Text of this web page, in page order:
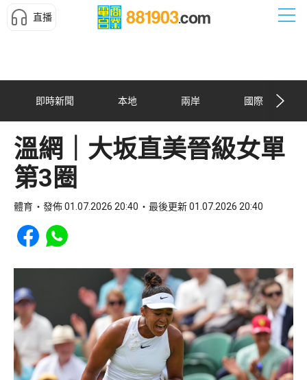
直播
即時新聞 本地 兩岸 國際
溫網｜大坂直美晉級女單
第3圈
體育 發佈 01.07.2026 20:40 最後更新 01.07.2026 20:40
Share to Facebook
Share to WhatsApp